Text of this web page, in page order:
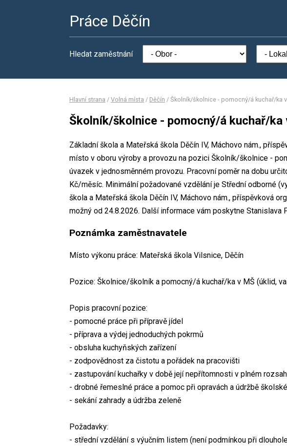
Práce Děčín
Hledat zaměstnání
Hlavní strana / Volná místa / Děčín / Školník/školnice - pomocný/á kuchař/ka
Školník/školnice - pomocný/á kuchař/ka
Základní škola a Mateřská škola Děčín IV, Máchovo nám.,
místo v oboru výroby a provozu na pozici Školník/školnice -
úvazek v jednosměnném provozu. Pracovní poměr na dobu
Kč/měsíc. Minimální požadované vzdělání je Střední odborné
škola a Mateřská škola Děčín IV, Máchovo nám., příspěvková
možný od 24.8.2026. Další informace vám poskytne Stanislava
Poznámka zaměstnavatele
Místo výkonu práce: Mateřská škola Vilsnice, Děčín
Pozice: Školnice/školník a pomocný/á kuchař/ka v MŠ (úklid,
Popis pracovní pozice:
- pomocné práce při přípravě jídel
- příprava a výdej jednoduchých pokrmů
- obsluha kuchyňských zařízení
- zodpovědnost za čistotu a pořádek na pracovišti
- zastupování kuchařky v době její nepřítomnosti v plném
- drobné řemeslné práce a pomoc při opravách a údržbě
- sekání zahrady a údržba zeleně
Požadavky:
- střední vzdělání s výučním listem (není podmínkou při